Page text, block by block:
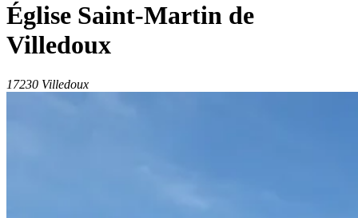
Église Saint-Martin de
Villedoux
17230 Villedoux